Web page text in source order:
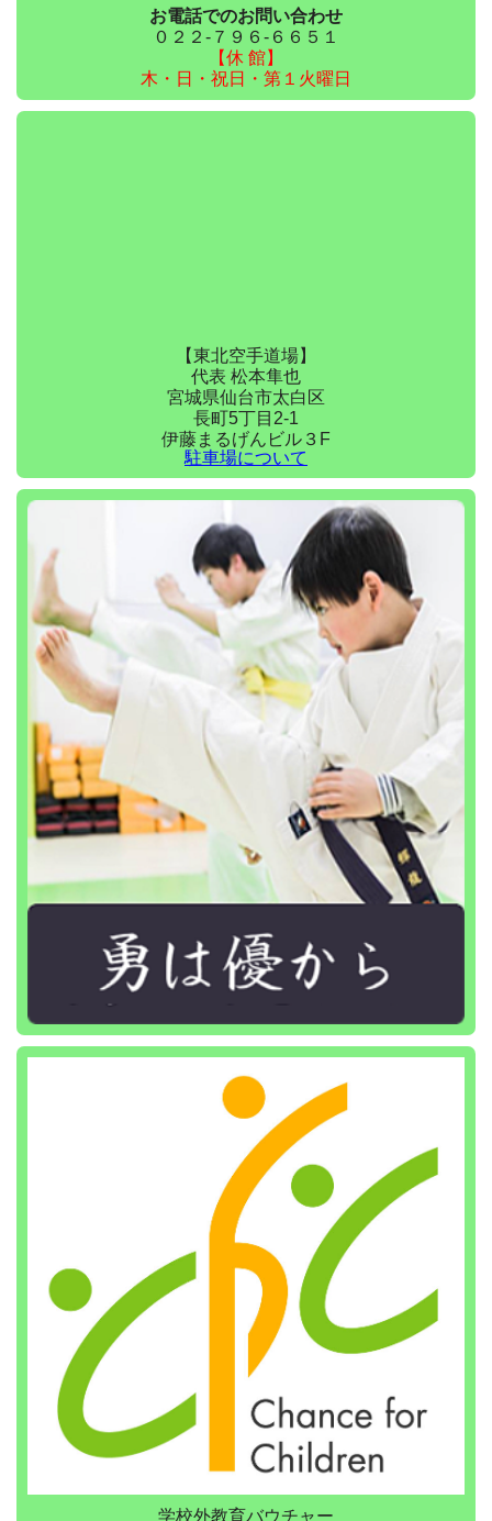
お電話でのお問い合わせ
０２２-７９６-６６５１
【休 館】
木・日・祝日・第１火曜日
【東北空手道場】
代表 松本隼也
宮城県仙台市太白区
長町5丁目2-1
伊藤まるげんビル３F
駐車場について
学校外教育バウチャー